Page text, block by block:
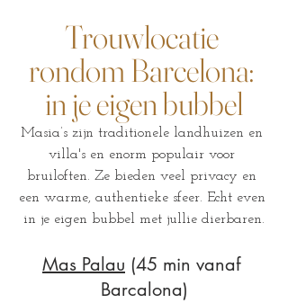
Trouwlocatie
rondom Barcelona:
in je eigen bubbel
Masia’s zijn traditionele landhuizen en
villa's en enorm populair voor
bruiloften. Ze bieden veel privacy en
een warme, authentieke sfeer. Echt even
in je eigen bubbel met jullie dierbaren.
Mas Palau (45 min vanaf
Barcalona)